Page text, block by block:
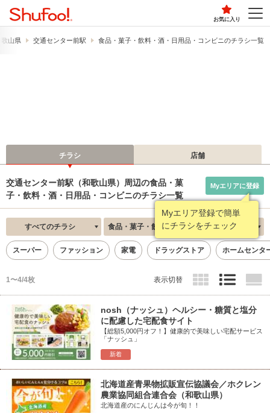
お気に入り
歌山県 交通センター前駅 食品・菓子・飲料・酒・日用品・コンビニのチラシ一覧
チラシ 店舗
交通センター前駅（和歌山県）周辺の食品・菓
子・飲料・酒・日用品・コンビニのチラシ一覧
Myエリア登録で簡単
にチラシをチェック
Myエリアに登録
すべてのチラシ 食品・菓子・飲料・酒・日用品・コンビニ 新着順
スーパー ファッション 家電 ドラッグストア ホームセンタ
1〜4/4枚 表示切替
新着
nosh（ナッシュ）ヘルシー・糖質と塩分
に配慮した宅配食サイト
【総額5,000円オフ！】健康的で美味しい宅配サービス
「ナッシュ」
北海道産青果物拡販宣伝協議会／ホクレン
農業協同組合連合会（和歌山県）
北海道産のにんじんは今が旬！！